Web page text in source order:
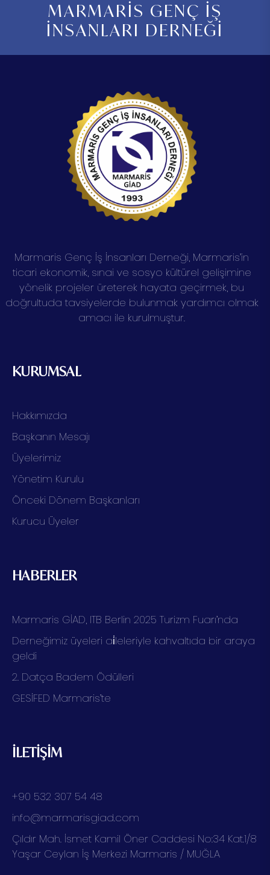
MARMARİS GENÇ İŞ
İNSANLARI DERNEĞİ
Marmaris Genç İş İnsanları Derneği, Marmaris’in
ticari ekonomik, sınai ve sosyo kültürel gelişimine
yönelik projeler üreterek hayata geçirmek, bu
doğrultuda tavsiyelerde bulunmak yardımcı olmak
amacı ile kurulmuştur.
KURUMSAL
Hakkımızda
Başkanın Mesajı
Üyelerimiz
Yönetim Kurulu
Önceki Dönem Başkanları
Kurucu Üyeler
HABERLER
Marmaris GİAD, ITB Berlin 2025 Turizm Fuarı’nda
Derneğimiz üyeleri ai̇leleriyle kahvaltıda bir araya
geldi
2. Datça Badem Ödülleri
GESİFED Marmaris’te
İLETİŞİM
+90 532 307 54 48
info@marmarisgiad.com
Çıldır Mah. İsmet Kamil Öner Caddesi No:34 Kat.1/8
Yaşar Ceylan İş Merkezi Marmaris / MUĞLA